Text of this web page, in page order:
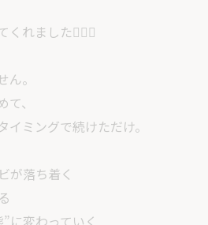
れました🙂‍↕️✨
。
、
ミングで続けただけ。
が落ち着く
に変わっていく